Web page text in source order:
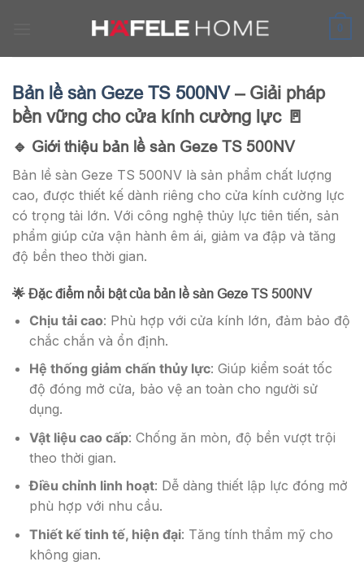
0
Bản lề sàn Geze TS 500NV– Giải pháp
bền vững cho cửa kính cường lực 🚪
🔹 Giới thiệu bản lề sàn Geze TS 500NV
Bản lề sàn Geze TS 500NV là sản phẩm chất lượng
cao, được thiết kế dành riêng cho cửa kính cường lực
có trọng tải lớn. Với công nghệ thủy lực tiên tiến, sản
phẩm giúp cửa vận hành êm ái, giảm va đập và tăng
độ bền theo thời gian.
🌟 Đặc điểm nổi bật của bản lề sàn Geze TS 500NV
Chịu tải cao: Phù hợp với cửa kính lớn, đảm bảo độ
chắc chắn và ổn định.
Hệ thống giảm chấn thủy lực: Giúp kiểm soát tốc
độ đóng mở cửa, bảo vệ an toàn cho người sử
dụng.
Vật liệu cao cấp: Chống ăn mòn, độ bền vượt trội
theo thời gian.
Điều chỉnh linh hoạt: Dễ dàng thiết lập lực đóng mở
phù hợp với nhu cầu.
Thiết kế tinh tế, hiện đại: Tăng tính thẩm mỹ cho
không gian.